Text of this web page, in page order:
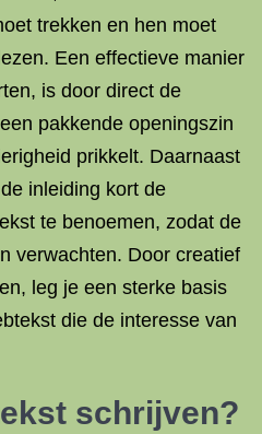
trekken en hen moet
Een effectieve manier
is door direct de
pakkende openingszin
prikkelt. Daarnaast
inleiding kort de
te benoemen, zodat de
verwachten. Door creatief
leg je een sterke basis
die de interesse van
schrijven?